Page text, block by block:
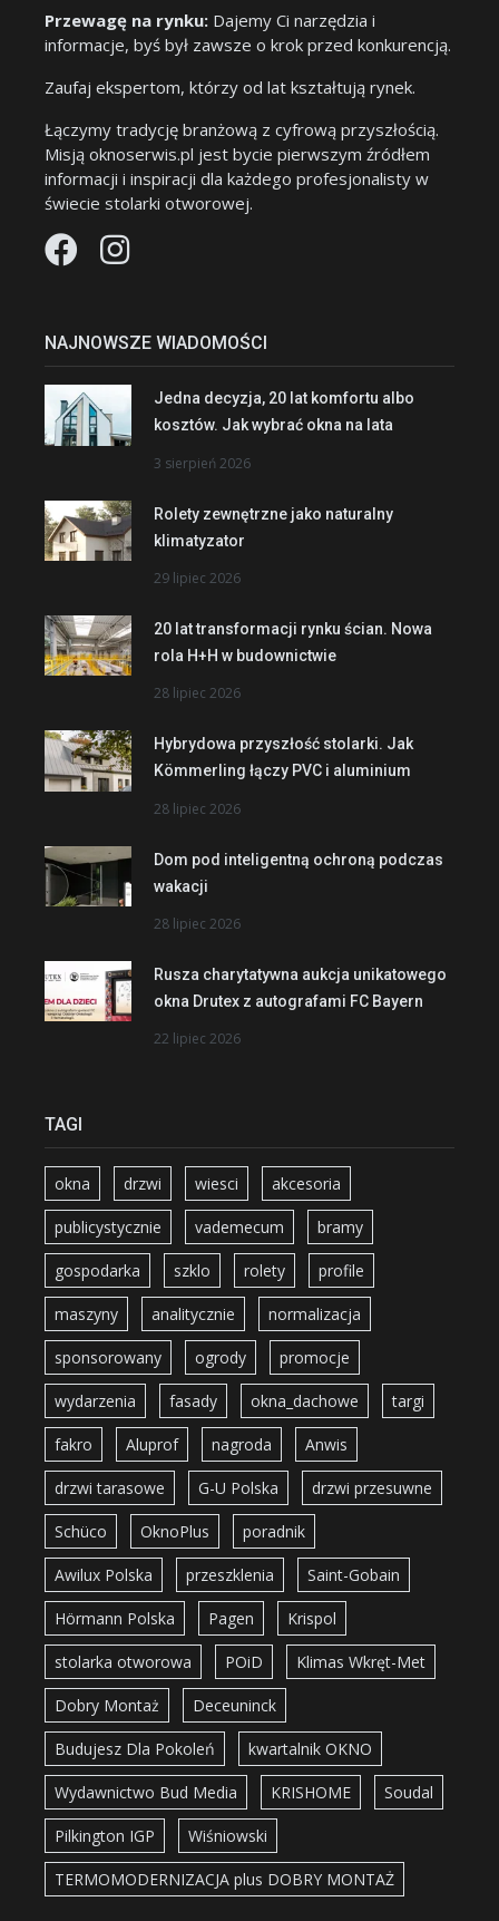
Przewagę na rynku: Dajemy Ci narzędzia i
informacje, byś był zawsze o krok przed konkurencją.
Zaufaj ekspertom, którzy od lat kształtują rynek.
Łączymy tradycję branżową z cyfrową przyszłością.
Misją oknoserwis.pl jest bycie pierwszym źródłem
informacji i inspiracji dla każdego profesjonalisty w
świecie stolarki otworowej.
NAJNOWSZE WIADOMOŚCI
Jedna decyzja, 20 lat komfortu albo
kosztów. Jak wybrać okna na lata
3 sierpień 2026
Rolety zewnętrzne jako naturalny
klimatyzator
29 lipiec 2026
20 lat transformacji rynku ścian. Nowa
rola H+H w budownictwie
28 lipiec 2026
Hybrydowa przyszłość stolarki. Jak
Kömmerling łączy PVC i aluminium
28 lipiec 2026
Dom pod inteligentną ochroną podczas
wakacji
28 lipiec 2026
Rusza charytatywna aukcja unikatowego
okna Drutex z autografami FC Bayern
22 lipiec 2026
TAGI
okna drzwi wiesci akcesoria
publicystycznie vademecum bramy
gospodarka szklo rolety profile
maszyny analitycznie normalizacja
sponsorowany ogrody promocje
wydarzenia fasady okna_dachowe targi
fakro Aluprof nagroda Anwis
drzwi tarasowe G-U Polska drzwi przesuwne
Schüco OknoPlus poradnik
Awilux Polska przeszklenia Saint-Gobain
Hörmann Polska Pagen Krispol
stolarka otworowa POiD Klimas Wkręt-Met
Dobry Montaż Deceuninck
Budujesz Dla Pokoleń kwartalnik OKNO
Wydawnictwo Bud Media KRISHOME Soudal
Pilkington IGP Wiśniowski
TERMOMODERNIZACJA plus DOBRY MONTAŻ